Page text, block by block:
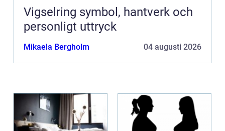
Vigselring symbol, hantverk och
personligt uttryck
Mikaela Bergholm 04 augusti 2026